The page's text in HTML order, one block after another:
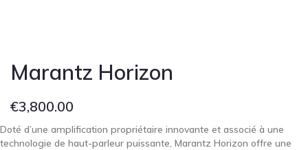
Marantz Horizon
€3,800.00
Doté d’une amplification propriétaire innovante et associé à une
technologie de haut-parleur puissante, Marantz Horizon offre une